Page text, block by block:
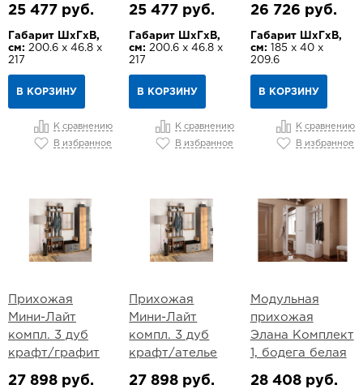
25 477 руб.
Габарит ШхГхВ,
см: 200.6 х 46.8 х
217
В КОРЗИНУ
К сравнению
В избранное
25 477 руб.
Габарит ШхГхВ,
см: 200.6 х 46.8 х
217
В КОРЗИНУ
К сравнению
В избранное
26 726 руб.
Габарит ШхГхВ,
см: 185 х 40 х
209.6
В КОРЗИНУ
К сравнению
В избранное
Прихожая
Мини-Лайт
компл. 3 дуб
крафт/графит
27 898 руб.
Прихожая
Мини-Лайт
компл. 3 дуб
крафт/ателье
27 898 руб.
Модульная
прихожая
Элана Комплект
1, бодега белая
28 408 руб.